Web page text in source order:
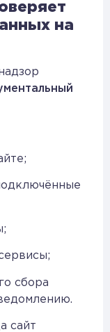
на
сбора
сайт